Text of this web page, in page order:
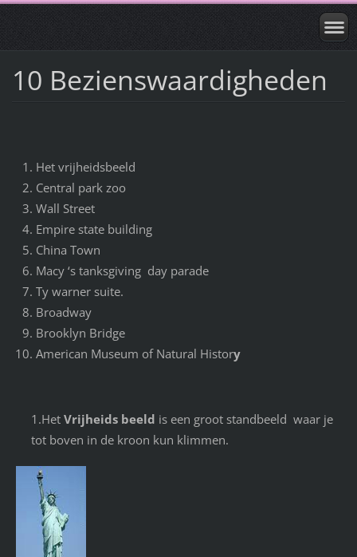
10 Bezienswaardigheden
Het vrijheidsbeeld
Central park zoo
Wall Street
Empire state building
China Town
Macy ‘s tanksgiving day parade
Ty warner suite.
Broadway
Brooklyn Bridge
American Museum of Natural History
1.Het Vrijheids beeld is een groot standbeeld waar je
tot boven in de kroon kun klimmen.